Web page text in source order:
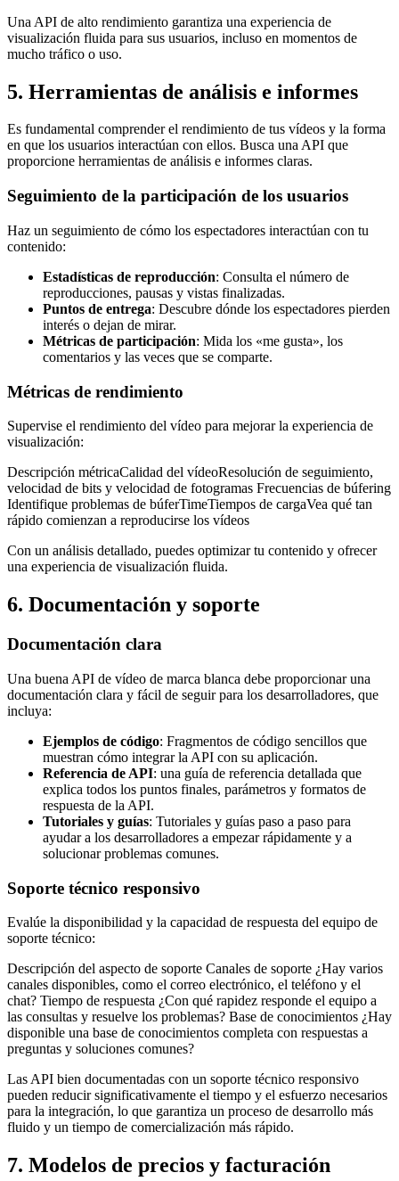
Una API de alto rendimiento garantiza una experiencia de
visualización fluida para sus usuarios, incluso en momentos de
mucho tráfico o uso.
5. Herramientas de análisis e informes
Es fundamental comprender el rendimiento de tus vídeos y la forma
en que los usuarios interactúan con ellos. Busca una API que
proporcione herramientas de análisis e informes claras.
Seguimiento de la participación de los usuarios
Haz un seguimiento de cómo los espectadores interactúan con tu
contenido:
Estadísticas de reproducción: Consulta el número de
reproducciones, pausas y vistas finalizadas.
Puntos de entrega: Descubre dónde los espectadores pierden
interés o dejan de mirar.
Métricas de participación: Mida los «me gusta», los
comentarios y las veces que se comparte.
Métricas de rendimiento
Supervise el rendimiento del vídeo para mejorar la experiencia de
visualización:
Descripción métricaCalidad del vídeoResolución de seguimiento,
velocidad de bits y velocidad de fotogramas Frecuencias de búfering
Identifique problemas de búferTimeTiempos de cargaVea qué tan
rápido comienzan a reproducirse los vídeos
Con un análisis detallado, puedes optimizar tu contenido y ofrecer
una experiencia de visualización fluida.
6. Documentación y soporte
Documentación clara
Una buena API de vídeo de marca blanca debe proporcionar una
documentación clara y fácil de seguir para los desarrolladores, que
incluya:
Ejemplos de código: Fragmentos de código sencillos que
muestran cómo integrar la API con su aplicación.
Referencia de API: una guía de referencia detallada que
explica todos los puntos finales, parámetros y formatos de
respuesta de la API.
Tutoriales y guías: Tutoriales y guías paso a paso para
ayudar a los desarrolladores a empezar rápidamente y a
solucionar problemas comunes.
Soporte técnico responsivo
Evalúe la disponibilidad y la capacidad de respuesta del equipo de
soporte técnico:
Descripción del aspecto de soporte Canales de soporte ¿Hay varios
canales disponibles, como el correo electrónico, el teléfono y el
chat? Tiempo de respuesta ¿Con qué rapidez responde el equipo a
las consultas y resuelve los problemas? Base de conocimientos ¿Hay
disponible una base de conocimientos completa con respuestas a
preguntas y soluciones comunes?
Las API bien documentadas con un soporte técnico responsivo
pueden reducir significativamente el tiempo y el esfuerzo necesarios
para la integración, lo que garantiza un proceso de desarrollo más
fluido y un tiempo de comercialización más rápido.
7. Modelos de precios y facturación